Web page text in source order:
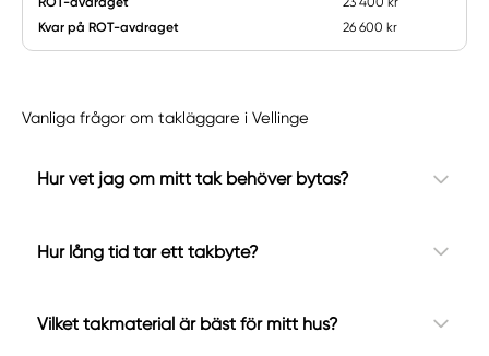
Kvar på ROT-avdraget
26 600 kr
Vanliga frågor om takläggare i Vellinge
Hur vet jag om mitt tak behöver bytas?
Hur lång tid tar ett takbyte?
Vilket takmaterial är bäst för mitt hus?